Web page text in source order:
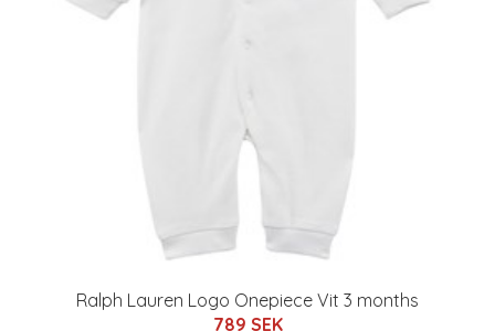
Ralph Lauren Logo Onepiece Vit 3 months
789 SEK